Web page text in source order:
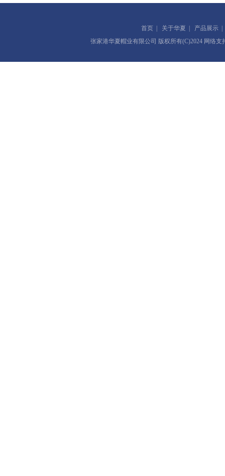
首页 关于华夏 产品展示
张家港华夏帽业有限公司 版权所有(C)2024 网络支